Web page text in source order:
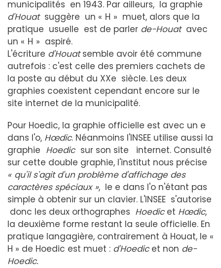
municipalités en 1943. Par ailleurs, la graphie
d'Houat suggère un « H » muet, alors que la
pratique usuelle est de parler de-Houat avec
un « H » aspiré.
L'écriture d'Houatsemble avoir été commune
autrefois : c'est celle des premiers cachets de
la poste au début du XXe siècle. Les deux
graphies coexistent cependant encore sur le
site internet de la municipalité.
Pour Hoedic, la graphie officielle est avec un e
dans l'o, Hœdic. Néanmoins l'INSEE utilise aussi la
graphie Hoedicsur son site internet. Consulté
sur cette double graphie, l'institut nous précise
« qu'il s'agit d'un problème d'affichage des
caractères spéciaux », le e dans l'o n'étant pas
simple à obtenir sur un clavier. L'INSEE s'autorise
donc les deux orthographes Hoedic et Hœdic,
la deuxième forme restant la seule officielle. En
pratique langagière, contrairement à Houat, le «
H » de Hoedic est muet : d'Hoedic et non de-
Hoedic.